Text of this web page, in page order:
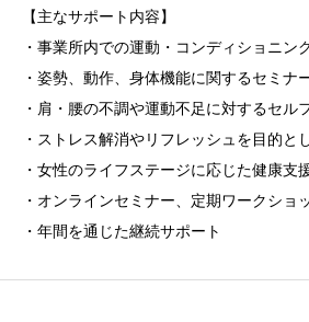
【主なサポート内容】
・事業所内での運動・コンディショニン
・姿勢、動作、身体機能に関するセミナ
・肩・腰の不調や運動不足に対するセル
・ストレス解消やリフレッシュを目的と
・女性のライフステージに応じた健康支
・オンラインセミナー、定期ワークショ
・年間を通じた継続サポート